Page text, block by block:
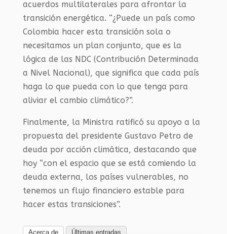
acuerdos multilaterales para afrontar la
transición energética. “¿Puede un país como
Colombia hacer esta transición sola o
necesitamos un plan conjunto, que es la
lógica de las NDC(Contribución Determinada
a Nivel Nacional), que significa que cada país
haga lo que pueda con lo que tenga para
aliviar el cambio climático?”.
Finalmente, la Ministra ratificó su apoyo a la
propuesta del presidente Gustavo Petro de
deuda por acción climática, destacando que
hoy “con el espacio que se está comiendo la
deuda externa, los países vulnerables, no
tenemos un flujo financiero estable para
hacer estas transiciones”.
Acerca de Últimas entradas